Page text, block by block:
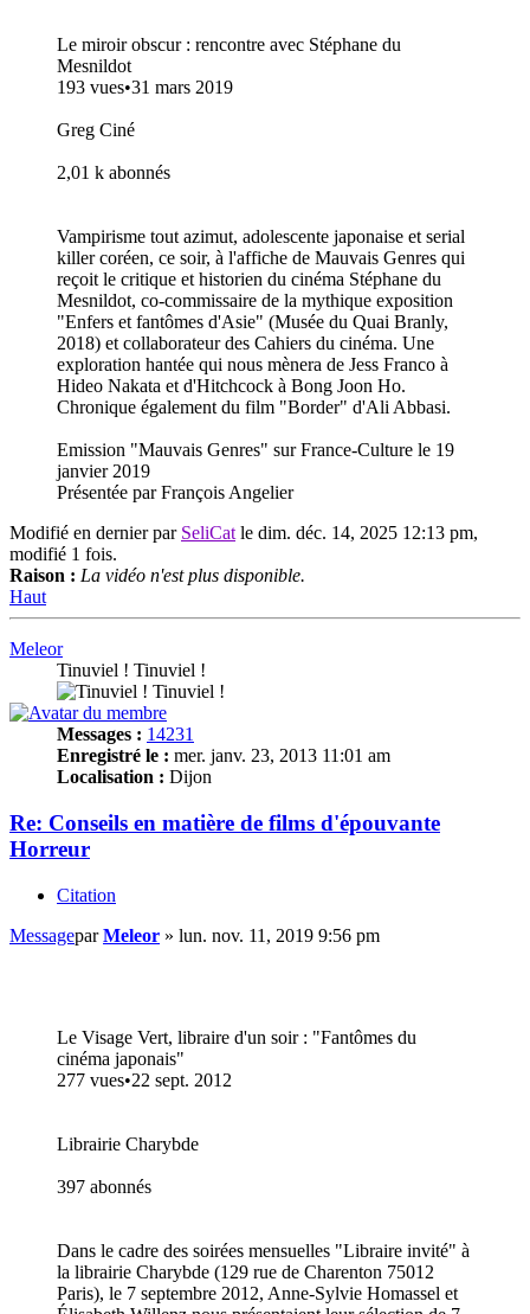
Le miroir obscur : rencontre avec Stéphane du
Mesnildot
193 vues•31 mars 2019
Greg Ciné
2,01 k abonnés
Vampirisme tout azimut, adolescente japonaise et serial
killer coréen, ce soir, à l'affiche de Mauvais Genres qui
reçoit le critique et historien du cinéma Stéphane du
Mesnildot, co-commissaire de la mythique exposition
"Enfers et fantômes d'Asie" (Musée du Quai Branly,
2018) et collaborateur des Cahiers du cinéma. Une
exploration hantée qui nous mènera de Jess Franco à
Hideo Nakata et d'Hitchcock à Bong Joon Ho.
Chronique également du film "Border" d'Ali Abbasi.
Emission "Mauvais Genres" sur France-Culture le 19
janvier 2019
Présentée par François Angelier
Modifié en dernier par SeliCatle dim. déc. 14, 2025 12:13 pm,
modifié 1 fois.
Raison : La vidéo n'est plus disponible.
Haut
Meleor
Tinuviel ! Tinuviel !
Messages : 14231
Enregistré le : mer. janv. 23, 2013 11:01 am
Localisation : Dijon
Re: Conseils en matière de films d'épouvante
Horreur
Citation
MessageparMeleor » lun. nov. 11, 2019 9:56 pm
Le Visage Vert, libraire d'un soir : "Fantômes du
cinéma japonais"
277 vues•22 sept. 2012
Librairie Charybde
397 abonnés
Dans le cadre des soirées mensuelles "Libraire invité" à
la librairie Charybde (129 rue de Charenton 75012
Paris), le 7 septembre 2012, Anne-Sylvie Homassel et